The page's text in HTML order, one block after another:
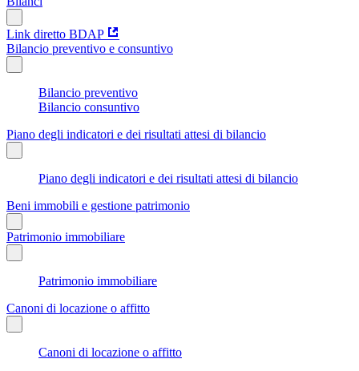
Link diretto BDAP
Bilancio preventivo e consuntivo
Bilancio preventivo
Bilancio consuntivo
Piano degli indicatori e dei risultati attesi di bilancio
Piano degli indicatori e dei risultati attesi di bilancio
Beni immobili e gestione patrimonio
Patrimonio immobiliare
Patrimonio immobiliare
Canoni di locazione o affitto
Canoni di locazione o affitto